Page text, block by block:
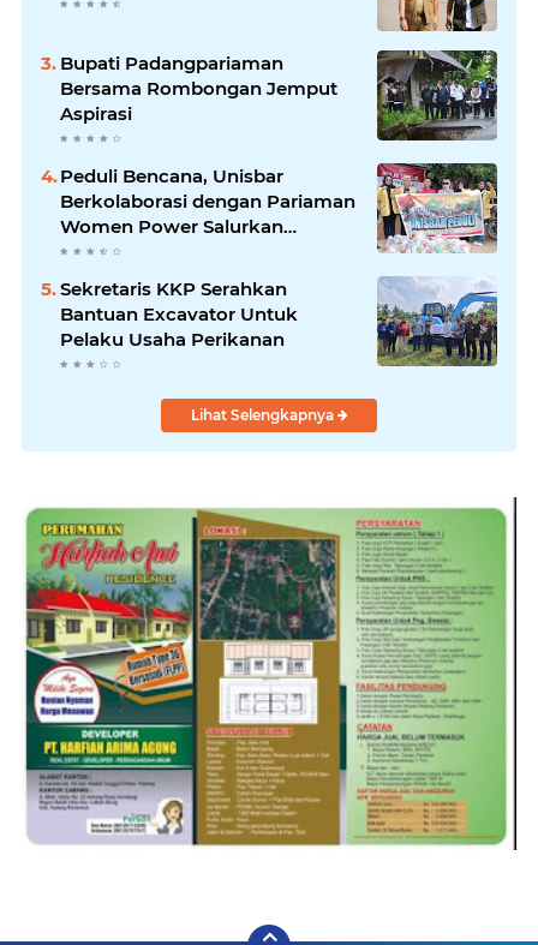
Bupati Padangpariaman
Bersama Rombongan Jemput
Aspirasi
Peduli Bencana, Unisbar
Berkolaborasi dengan Pariaman
Women Power Salurkan
Bantuan untuk Korban Banjir di
Padang
Sekretaris KKP Serahkan
Bantuan Excavator Untuk
Pelaku Usaha Perikanan
Lihat Selengkapnya